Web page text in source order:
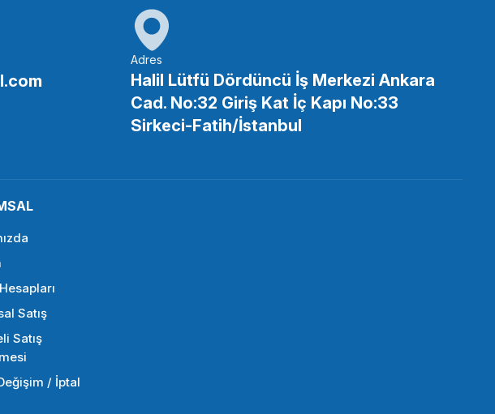
Insta360 Motorcycle Selfie Stick Bundle
Adres
Halil Lütfü Dördüncü İş Merkezi Ankara
Cad. No:32 Giriş Kat İç Kapı No:33
Sirkeci-Fatih/İstanbul
Satış
Satış
/ İptal